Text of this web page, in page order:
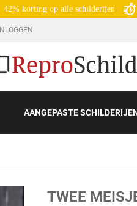
42% korting op alle schilderijen
INLOGGEN
AANGEPASTE
TWEE